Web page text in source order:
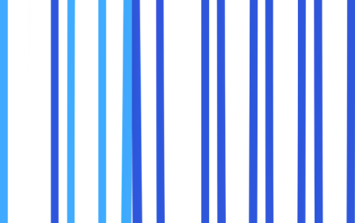
Pada saat memasukkan link website yang diblokir ke dalam
kolom Google Translate sebelah kiri, maka akan muncul
linknya juga di bagian kolom kanan. Sobat maxcloud hanya